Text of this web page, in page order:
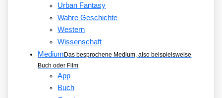
Urban Fantasy
Wahre Geschichte
Western
Wissenschaft
MediumDas besprochene Medium, also beispielsweise
Buch oder Film
App
Buch